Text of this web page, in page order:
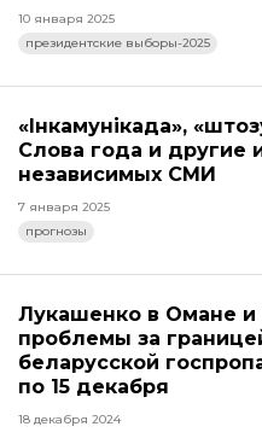
10 января 2025
президентские выборы-2025
«Інкамунікада»,
Слова года и другие
независимых СМИ
7 января 2025
прогнозы
Лукашенко в Омане и
проблемы за
беларусской
по 15 декабря
18 декабря 2024